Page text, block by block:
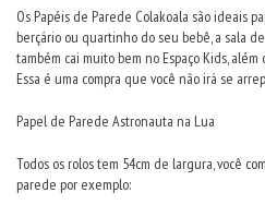
Os Papéis de Parede Colakoala são ideais
berçário ou quartinho do seu bebê, a sala
também cai muito bem no Espaço Kids,
Essa é uma compra que você não irá se
Papel de Parede Astronauta na Lua
Todos os rolos tem 54cm de largura, você
parede por exemplo: